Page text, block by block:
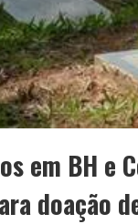
em BH e
doação